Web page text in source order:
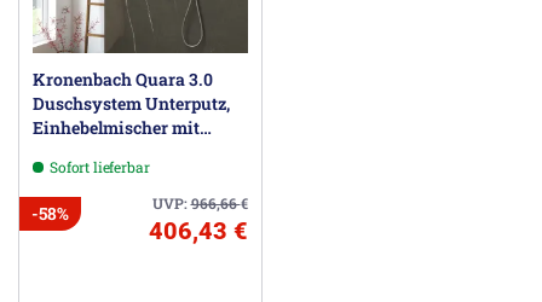
Kronenbach Quara 3.0
Duschsystem Unterputz,
Einhebelmischer mit
Sofort lieferbar
UVP:966,66€
-58%
406,43 €